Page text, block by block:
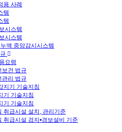
용 사례
템
템
시스템
시스템
액 중앙감시시스템
요령
보건 법규
관리 법규
지기 기술지침
기 기술지침
기 기술지침
취급시설 설치, 관리기준
취급시설 검지•경보설비 기준